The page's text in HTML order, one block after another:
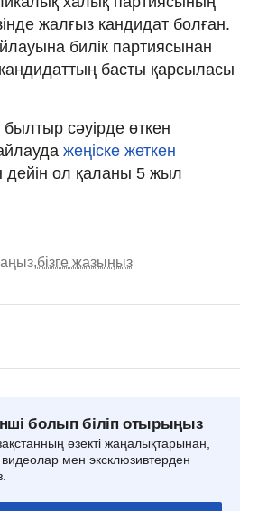
жалғыз кандидат болған.
билік партиясынан
басты қарсыласы
сәуірде өткен
жеңіске жеткен
дейін ол қаланы 5 жыл
бізге жазыңыз
болып біліп отырыңыз
өзекті жаңалықтарынан,
мен эксклюзивтерден